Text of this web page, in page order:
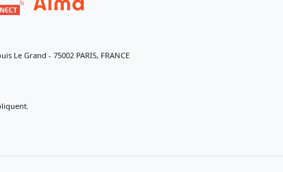
Le Grand - 75002 PARIS, FRANCE